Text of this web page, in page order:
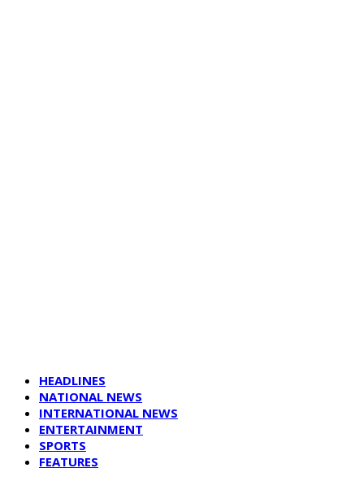
HEADLINES
NATIONAL NEWS
INTERNATIONAL NEWS
ENTERTAINMENT
SPORTS
FEATURES